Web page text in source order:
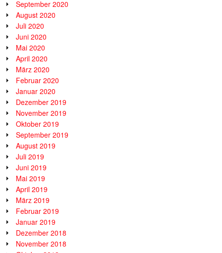
September 2020
August 2020
Juli 2020
Juni 2020
Mai 2020
April 2020
März 2020
Februar 2020
Januar 2020
Dezember 2019
November 2019
Oktober 2019
September 2019
August 2019
Juli 2019
Juni 2019
Mai 2019
April 2019
März 2019
Februar 2019
Januar 2019
Dezember 2018
November 2018